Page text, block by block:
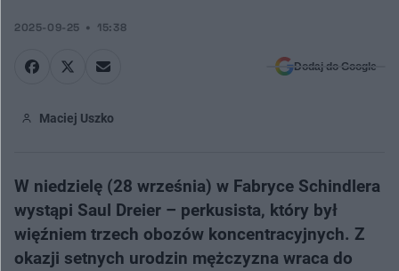
2025-09-25 15:38
Dodaj do Google
Maciej Uszko
W niedzielę (28 września) w Fabryce Schindlera
wystąpi Saul Dreier – perkusista, który był
więźniem trzech obozów koncentracyjnych. Z
okazji setnych urodzin mężczyzna wraca do